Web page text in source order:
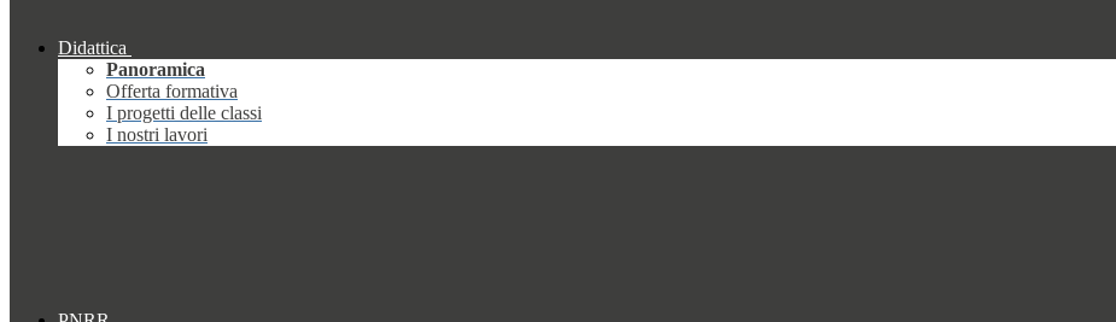
Didattica
Panoramica
Offerta formativa
I progetti delle classi
I nostri lavori